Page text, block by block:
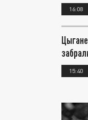
16:08
15:40